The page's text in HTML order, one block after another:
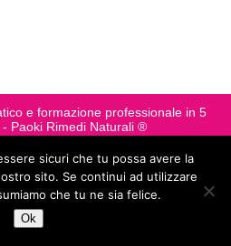
e formazione professionale in 5
Paoki Rimedi Naturali ®
(Ge)
paoki@paoki.it - sito: www.paoki.it
legge n. 4 - 2013 - Registro
- C.F.: PLMPLA75S59D969G
sicuri che tu possa avere la
sito. Se continui ad utilizzare
che tu ne sia felice.
Ok